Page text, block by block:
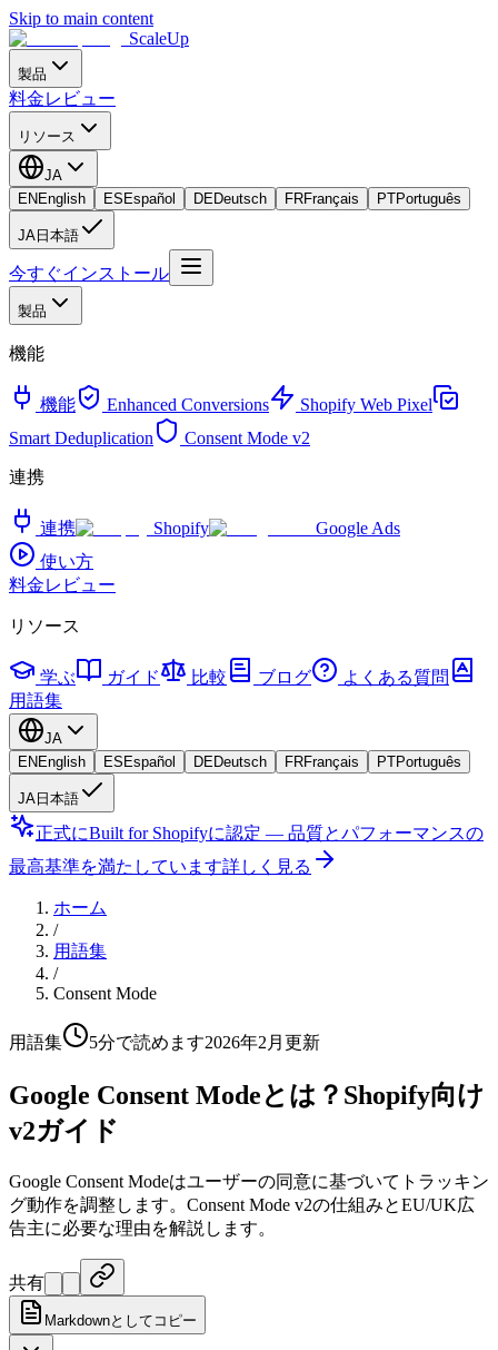
Skip to main content
ScaleUp
製品
料金レビュー
リソース
JA
EN English ES Español DEDeutsch FRFrançais PTPortuguês
JA 日本語
今すぐインストール
製品
機能
機能 Enhanced Conversions
Shopify Web Pixel
Smart Deduplication
Consent Mode v2
連携
連携 Shopify
Google Ads
使い方
料金レビュー
リソース
学ぶ ガイド 比較 ブログ
よくある質問
用語集
JA
EN English ES Español DEDeutsch FRFrançais PTPortuguês
JA 日本語
正式にBuilt for Shopifyに認定 — 品質とパフォーマンスの
最高基準を満たしています詳しく見る
ホーム
/
用語集
/
Consent Mode
用語集 5分で読めます2026年2月更新
Google Consent Modeとは？Shopify向け
v2ガイド
Google Consent Modeはユーザーの同意に基づいてトラッキン
グ動作を調整します。Consent Mode v2の仕組みとEU/UK広
告主に必要な理由を解説します。
共有
Markdownとしてコピー